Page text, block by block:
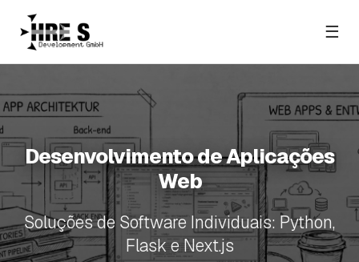
☰
Desenvolvimento de Aplicações
Web
Soluções de Software Individuais: Python,
Flask e Next.js